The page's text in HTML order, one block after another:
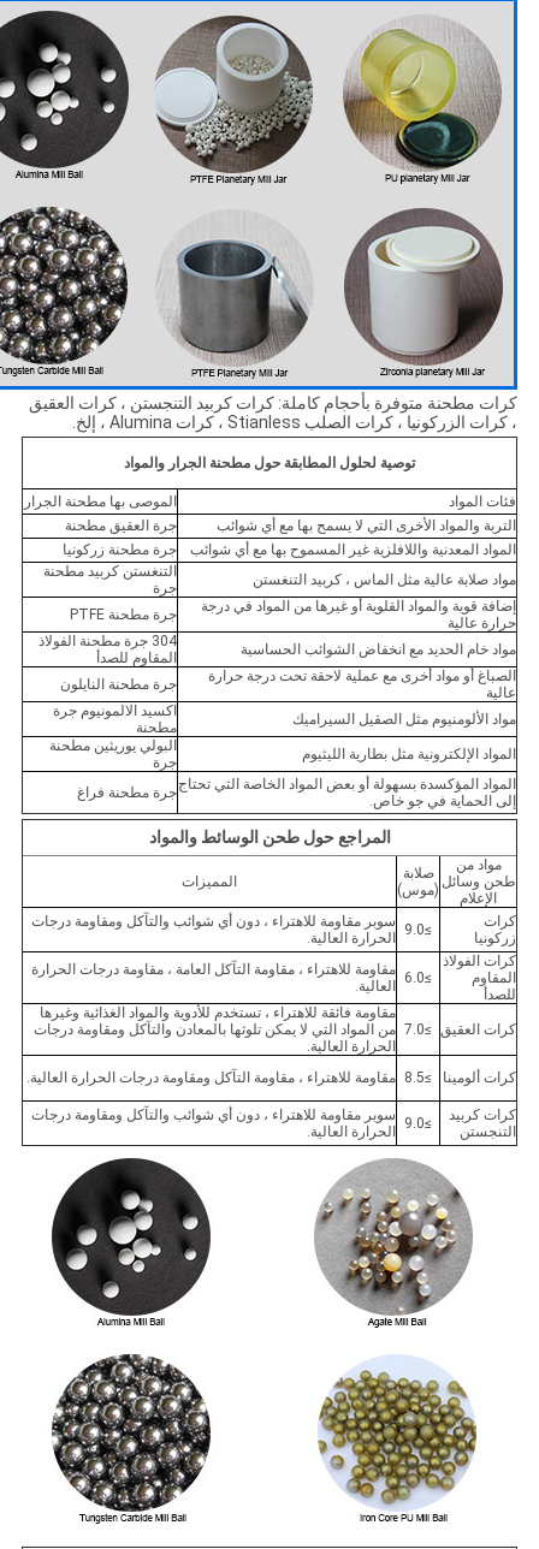
كرات مطحنة متوفرة بأحجام كاملة: كرات كربيد التنجستن ، كرات العقيق
، كرات الزركونيا ، كرات الصلب Stianless ، كرات Alumina ، إلخ.
توصية لحلول المطابقة حول مطحنة الجرار والمواد
فئات المواد
الموصى بها مطحنة الجرار
التربة والمواد الأخرى التي لا يسمح بها مع أي شوائب
جرة العقيق مطحنة
المواد المعدنية واللافلزية غير المسموح بها مع أي شوائب
جرة مطحنة زركونيا
مواد صلابة عالية مثل الماس ، كربيد التنغستن
التنغستن كربيد مطحنة
جرة
إضافة قوية والمواد القلوية أو غيرها من المواد في درجة
حرارة عالية
جرة مطحنة PTFE
مواد خام الحديد مع انخفاض الشوائب الحساسية
304 جرة مطحنة الفولاذ
المقاوم للصدأ
الصباغ أو مواد أخرى مع عملية لاحقة تحت درجة حرارة
عالية
جرة مطحنة النايلون
مواد الألومنيوم مثل الصقيل السيراميك
اكسيد الالمونيوم جرة
مطحنة
المواد الإلكترونية مثل بطارية الليثيوم
البولي يوريثين مطحنة
جرة
المواد المؤكسدة بسهولة أو بعض المواد الخاصة التي تحتاج
إلى الحماية في جو خاص.
جرة مطحنة فراغ
المراجع حول طحن الوسائط والمواد
مواد من
طحن وسائل
الإعلام
صلابة
(موس)
المميزات
كرات
زركونيا
≥9.0
سوبر مقاومة للاهتراء ، دون أي شوائب والتآكل ومقاومة درجات
الحرارة العالية.
كرات الفولاذ
المقاوم
للصدأ
≥6.0
مقاومة للاهتراء ، مقاومة التآكل العامة ، مقاومة درجات الحرارة
العالية.
كرات العقيق ≥7.0
مقاومة فائقة للاهتراء ، تستخدم للأدوية والمواد الغذائية وغيرها
من المواد التي لا يمكن تلوثها بالمعادن والتآكل ومقاومة درجات
الحرارة العالية.
كرات ألومينا
≥8.5 مقاومة للاهتراء ، مقاومة التآكل ومقاومة درجات الحرارة العالية.
كرات كربيد
التنجستن
≥9.0
سوبر مقاومة للاهتراء ، دون أي شوائب والتآكل ومقاومة درجات
الحرارة العالية.